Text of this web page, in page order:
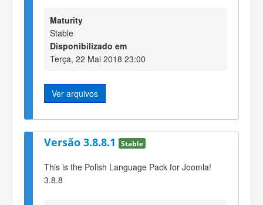
Maturity
Stable
Disponibilizado em
Terça, 22 Mai 2018 23:00
Ver arquivos
Versão 3.8.8.1 Stable
This is the Polish Language Pack for Joomla!
3.8.8